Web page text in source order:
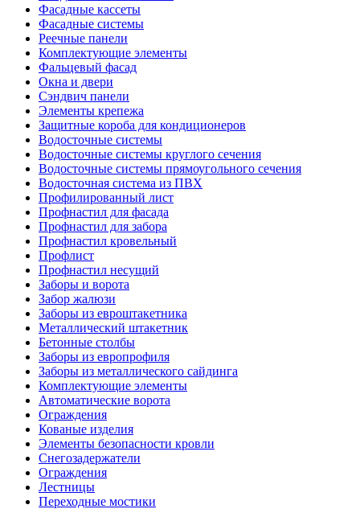
Фасадные кассеты
Фасадные системы
Реечные панели
Комплектующие элементы
Фальцевый фасад
Окна и двери
Сэндвич панели
Элементы крепежа
Защитные короба для кондиционеров
Водосточные системы
Водосточные системы круглого сечения
Водосточные системы прямоугольного сечения
Водосточная система из ПВХ
Профилированный лист
Профнастил для фасада
Профнастил для забора
Профнастил кровельный
Профлист
Профнастил несущий
Заборы и ворота
Забор жалюзи
Заборы из евроштакетника
Металлический штакетник
Бетонные столбы
Заборы из европрофиля
Заборы из металлического сайдинга
Комплектующие элементы
Автоматические ворота
Ограждения
Кованые изделия
Элементы безопасности кровли
Снегозадержатели
Ограждения
Лестницы
Переходные мостики